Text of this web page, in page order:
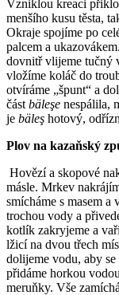
Vzniklou kreaci
menšího kusu těsta,
Okraje spojíme po
palcem a
dovnitř vlijeme tučný
vložíme koláč do
otvíráme „špunt“ a
část bäleşe nespálila,
je bäleş hotový,
Plov na kazaňský
Hovězí a skopové
másle. Mrkev
smícháme s masem
trochou vody a
kotlík zakryjeme a
lžicí na dvou třech
dolijeme vodu, aby
přidáme horkou
meruňky. Vše